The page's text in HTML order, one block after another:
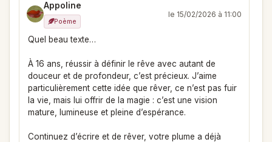
Appoline
Poème
le 15/02/2026 à 11:00
Quel beau texte…
À 16 ans, réussir à définir le rêve avec autant de
douceur et de profondeur, c’est précieux. J’aime
particulièrement cette idée que rêver, ce n’est pas fuir
la vie, mais lui offrir de la magie : c’est une vision
mature, lumineuse et pleine d’espérance.
Continuez d’écrire et de rêver, votre plume a déjà